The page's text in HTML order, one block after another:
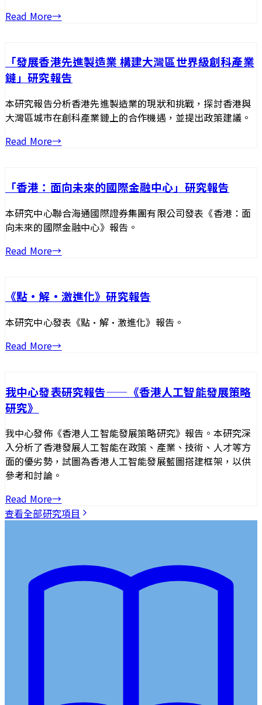
Read More→
「發展香港先進製造業 構建大灣區世界級創科產業
鏈」研究報告
本研究報告分析香港先進製造業的現狀和挑戰，探討香港與
大灣區城市在創科產業鏈上的合作機遇，並提出政策建議。
Read More→
「香港：面向未來的國際金融中心」研究報告
本研究中心聯合海通國際證券集團有限公司發表《香港：面
向未來的國際金融中心》報告。
Read More→
《點·解·激進化》研究報告
本研究中心發表《點·解·激進化》報告。
Read More→
我中心發表研究報告——《香港人工智能發展策略
研究》
我中心發佈《香港人工智能發展策略研究》報告。本研究深
入分析了香港發展人工智能在政策、產業、技術、人才等方
面的優劣勢，試圖為香港人工智能發展藍圖搭建框架，以供
參考和討論。
Read More→
查看全部研究項目